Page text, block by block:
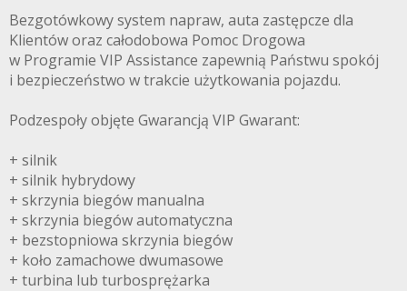
Bezgotówkowy system napraw, auta zastępcze dla
Klientów oraz całodobowa Pomoc Drogowa
w Programie VIP Assistance zapewnią Państwu spokój
i bezpieczeństwo w trakcie użytkowania pojazdu.
Podzespoły objęte Gwarancją VIP Gwarant:
+ silnik
+ silnik hybrydowy
+ skrzynia biegów manualna
+ skrzynia biegów automatyczna
+ bezstopniowa skrzynia biegów
+ koło zamachowe dwumasowe
+ turbina lub turbosprężarka